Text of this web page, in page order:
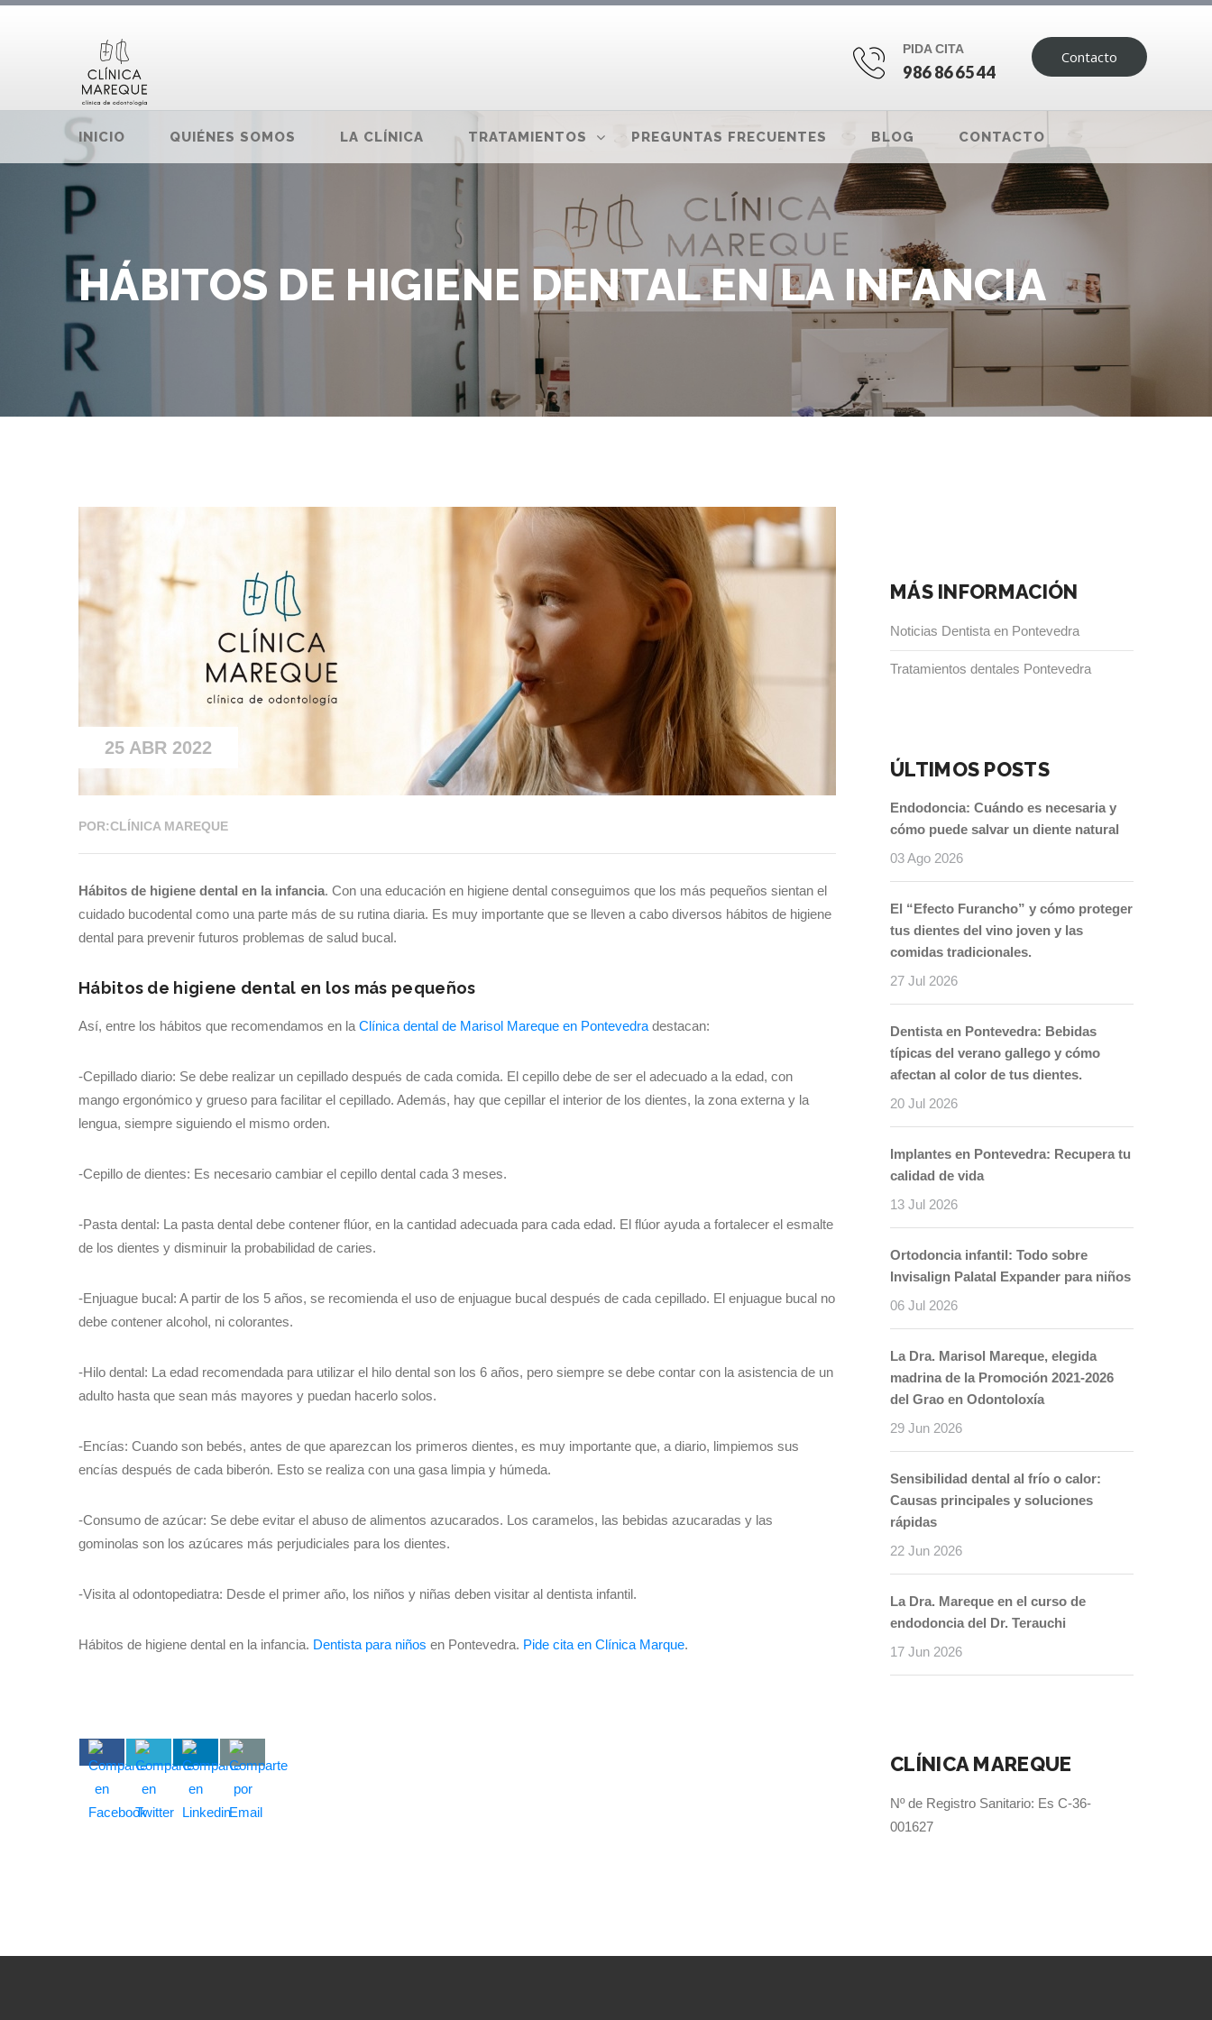
PIDA CITA
986 86 65 44
Contacto
INICIO QUIÉNES SOMOS LA CLÍNICA TRATAMIENTOS PREGUNTAS FRECUENTES BLOG CONTACTO
HÁBITOS DE HIGIENE DENTAL EN LA INFANCIA
25 ABR 2022
POR:CLÍNICA MAREQUE
Hábitos de higiene dental en la infancia. Con una educación en higiene dental conseguimos que los más pequeños sientan el
cuidado bucodental como una parte más de su rutina diaria. Es muy importante que se lleven a cabo diversos hábitos de higiene
dental para prevenir futuros problemas de salud bucal.
Hábitos de higiene dental en los más pequeños
Así, entre los hábitos que recomendamos en la Clínica dental de Marisol Mareque en Pontevedra destacan:
-Cepillado diario: Se debe realizar un cepillado después de cada comida. El cepillo debe de ser el adecuado a la edad, con
mango ergonómico y grueso para facilitar el cepillado. Además, hay que cepillar el interior de los dientes, la zona externa y la
lengua, siempre siguiendo el mismo orden.
-Cepillo de dientes: Es necesario cambiar el cepillo dental cada 3 meses.
-Pasta dental: La pasta dental debe contener flúor, en la cantidad adecuada para cada edad. El flúor ayuda a fortalecer el esmalte
de los dientes y disminuir la probabilidad de caries.
-Enjuague bucal: A partir de los 5 años, se recomienda el uso de enjuague bucal después de cada cepillado. El enjuague bucal no
debe contener alcohol, ni colorantes.
-Hilo dental: La edad recomendada para utilizar el hilo dental son los 6 años, pero siempre se debe contar con la asistencia de un
adulto hasta que sean más mayores y puedan hacerlo solos.
-Encías: Cuando son bebés, antes de que aparezcan los primeros dientes, es muy importante que, a diario, limpiemos sus
encías después de cada biberón. Esto se realiza con una gasa limpia y húmeda.
-Consumo de azúcar: Se debe evitar el abuso de alimentos azucarados. Los caramelos, las bebidas azucaradas y las
gominolas son los azúcares más perjudiciales para los dientes.
-Visita al odontopediatra: Desde el primer año, los niños y niñas deben visitar al dentista infantil.
Hábitos de higiene dental en la infancia. Dentista para niños en Pontevedra. Pide cita en Clínica Marque.
MÁS INFORMACIÓN
Noticias Dentista en Pontevedra
Tratamientos dentales Pontevedra
ÚLTIMOS POSTS
Endodoncia: Cuándo es necesaria y
cómo puede salvar un diente natural
03 Ago 2026
El “Efecto Furancho” y cómo proteger
tus dientes del vino joven y las
comidas tradicionales.
27 Jul 2026
Dentista en Pontevedra: Bebidas
típicas del verano gallego y cómo
afectan al color de tus dientes.
20 Jul 2026
Implantes en Pontevedra: Recupera tu
calidad de vida
13 Jul 2026
Ortodoncia infantil: Todo sobre
Invisalign Palatal Expander para niños
06 Jul 2026
La Dra. Marisol Mareque, elegida
madrina de la Promoción 2021-2026
del Grao en Odontoloxía
29 Jun 2026
Sensibilidad dental al frío o calor:
Causas principales y soluciones
rápidas
22 Jun 2026
La Dra. Mareque en el curso de
endodoncia del Dr. Terauchi
17 Jun 2026
CLÍNICA MAREQUE
Nº de Registro Sanitario: Es C-36-
001627